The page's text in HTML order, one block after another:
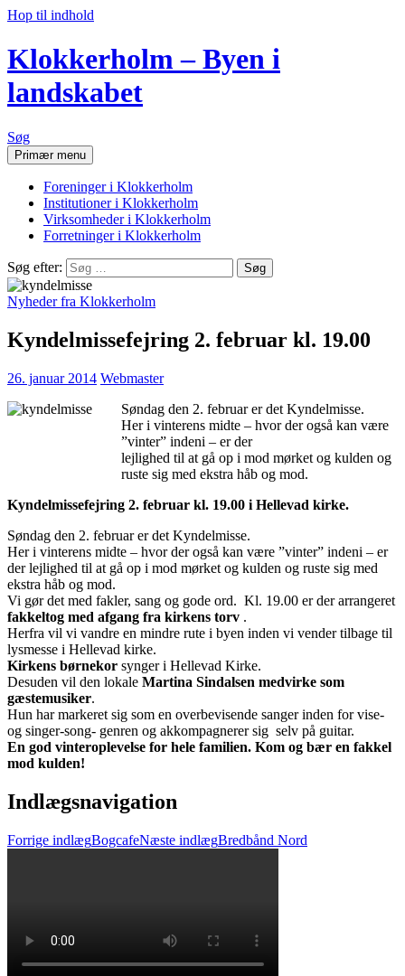
Hop til indhold
Klokkerholm – Byen i
landskabet
Søg
Primær menu
Foreninger i Klokkerholm
Institutioner i Klokkerholm
Virksomheder i Klokkerholm
Forretninger i Klokkerholm
Søg efter:
Nyheder fra Klokkerholm
Kyndelmissefejring 2. februar kl. 19.00
26. januar 2014 Webmaster
Søndag den 2. februar er det Kyndelmisse.
Her i vinterens midte – hvor der også kan være
”vinter” indeni – er der
lejlighed til at gå op i mod mørket og kulden og
ruste sig med ekstra håb og mod.
Kyndelmissefejring 2. februar kl. 19.00 i Hellevad kirke.
Søndag den 2. februar er det Kyndelmisse.
Her i vinterens midte – hvor der også kan være ”vinter” indeni – er
der lejlighed til at gå op i mod mørket og kulden og ruste sig med
ekstra håb og mod.
Vi gør det med fakler, sang og gode ord. Kl. 19.00 er der arrangeret
fakkeltog med afgang fra kirkens torv .
Herfra vil vi vandre en mindre rute i byen inden vi vender tilbage til
lysmesse i Hellevad kirke.
Kirkens børnekor synger i Hellevad Kirke.
Desuden vil den lokale Martina Sindalsen medvirke som
gæstemusiker.
Hun har markeret sig som en overbevisende sanger inden for vise-
og singer-song- genren og akkompagnerer sig selv på guitar.
En god vinteroplevelse for hele familien. Kom og bær en fakkel
mod kulden!
Indlægsnavigation
Forrige indlægBogcafeNæste indlægBredbånd Nord